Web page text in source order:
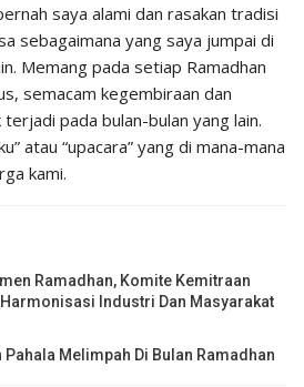
saya alami dan rasakan tradisi
sebagaimana yang saya jumpai di
Memang pada setiap Ramadhan
semacam kegembiraan dan
pada bulan-bulan yang lain.
atau “upacara” yang di mana-mana
kami.
Ramadhan, Komite Kemitraan
Industri Dan Masyarakat
Pahala Melimpah Di Bulan Ramadhan